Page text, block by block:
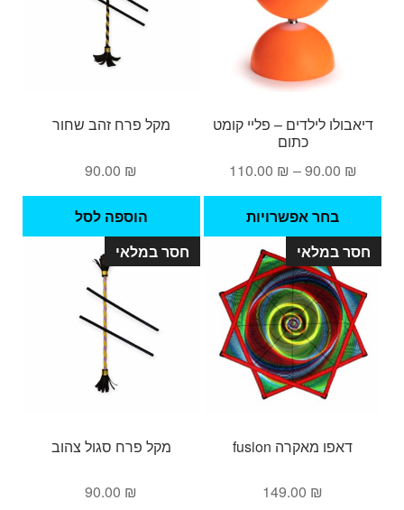
דיאבולו לילדים – פליי קומט
כתום
90.00 ₪
–
110.00 ₪
מחירים:
עד
בחר אפשרויות
מקל פרח זהב שחור
90.00 ₪
הוספה לסל
חסר במלאי
דאפו מאקרה fusion
149.00 ₪
חסר במלאי
מקל פרח סגול צהוב
90.00 ₪